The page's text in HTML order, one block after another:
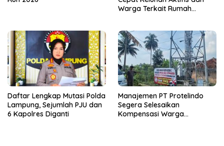
Warga Terkait Rumah
Daftar Lengkap Mutasi Polda
Lampung, Sejumlah PJU dan
6 Kapolres Diganti
Manajemen PT Protelindo
Segera Selesaikan
Kompensasi Warga